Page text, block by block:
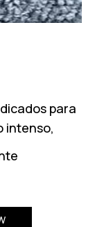
para
intenso,